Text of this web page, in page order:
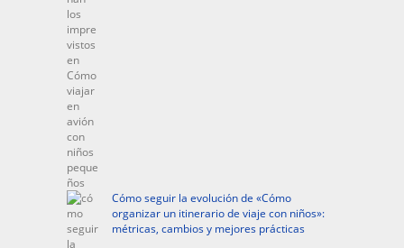
Cómo seguir la evolución de «Cómo
organizar un itinerario de viaje con niños»:
métricas, cambios y mejores prácticas